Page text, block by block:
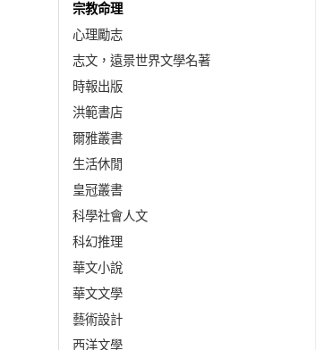
宗教命理
心理勵志
志文，遠景世界文學名著
時報出版
洪範書店
爾雅叢書
生活休閒
皇冠叢書
科學社會人文
科幻推理
華文小說
華文文學
藝術設計
西洋文學